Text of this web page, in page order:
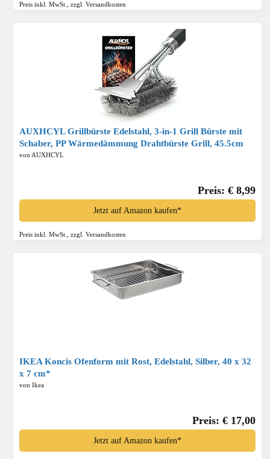
Preis inkl. MwSt., zzgl. Versandkosten
AUXHCYL Grillbürste Edelstahl, 3-in-1 Grill Bürste mit
Schaber, PP Wärmedämmung Drahtbürste Grill, 45.5cm
Extra Langer Edelstahl BBQ Grill Reinigungsbürste für
von AUXHCYL
Preis: € 8,99
Jetzt auf Amazon kaufen*
Preis inkl. MwSt., zzgl. Versandkosten
IKEA Koncis Ofenform mit Rost, Edelstahl, Silber, 40 x 32
x 7 cm*
von Ikea
Preis: € 17,00
Jetzt auf Amazon kaufen*